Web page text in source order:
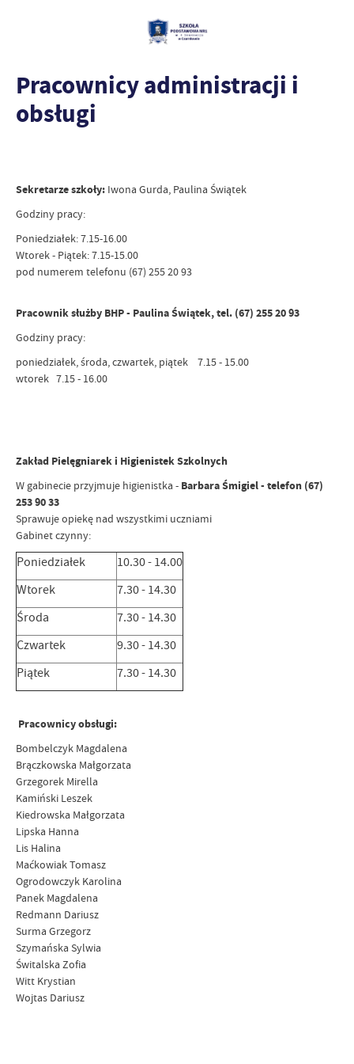
Pracownicy administracji i
obsługi
Sekretarze szkoły: Iwona Gurda, Paulina Świątek
Godziny pracy:
Poniedziałek: 7.15-16.00
Wtorek - Piątek: 7.15-15.00
pod numerem telefonu (67) 255 20 93
Pracownik służby BHP - Paulina Świątek, tel. (67) 255 20 93
Godziny pracy:
poniedziałek, środa, czwartek, piątek 7.15 - 15.00
wtorek 7.15 - 16.00
Zakład Pielęgniarek i Higienistek Szkolnych
W gabinecie przyjmuje higienistka - Barbara Śmigiel - telefon (67)
253 90 33
Sprawuje opiekę nad wszystkimi uczniami
Gabinet czynny:
Poniedziałek
10.30 - 14.00
Wtorek
7.30 - 14.30
Środa
7.30 - 14.30
Czwartek
9.30 - 14.30
Piątek
7.30 - 14.30
Pracownicy obsługi:
Bombelczyk Magdalena
Brączkowska Małgorzata
Grzegorek Mirella
Kamiński Leszek
Kiedrowska Małgorzata
Lipska Hanna
Lis Halina
Maćkowiak Tomasz
Ogrodowczyk Karolina
Panek Magdalena
Redmann Dariusz
Surma Grzegorz
Szymańska Sylwia
Świtalska Zofia
Witt Krystian
Wojtas Dariusz